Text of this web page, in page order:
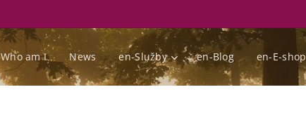
Who am I News en-Služby en-Blog en-E-shop